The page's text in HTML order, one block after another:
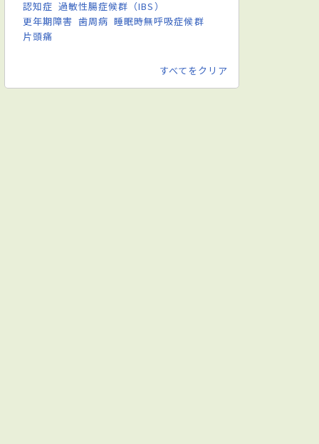
認知症 過敏性腸症候群（IBS）
更年期障害 歯周病 睡眠時無呼吸症候群
片頭痛
すべてをクリア